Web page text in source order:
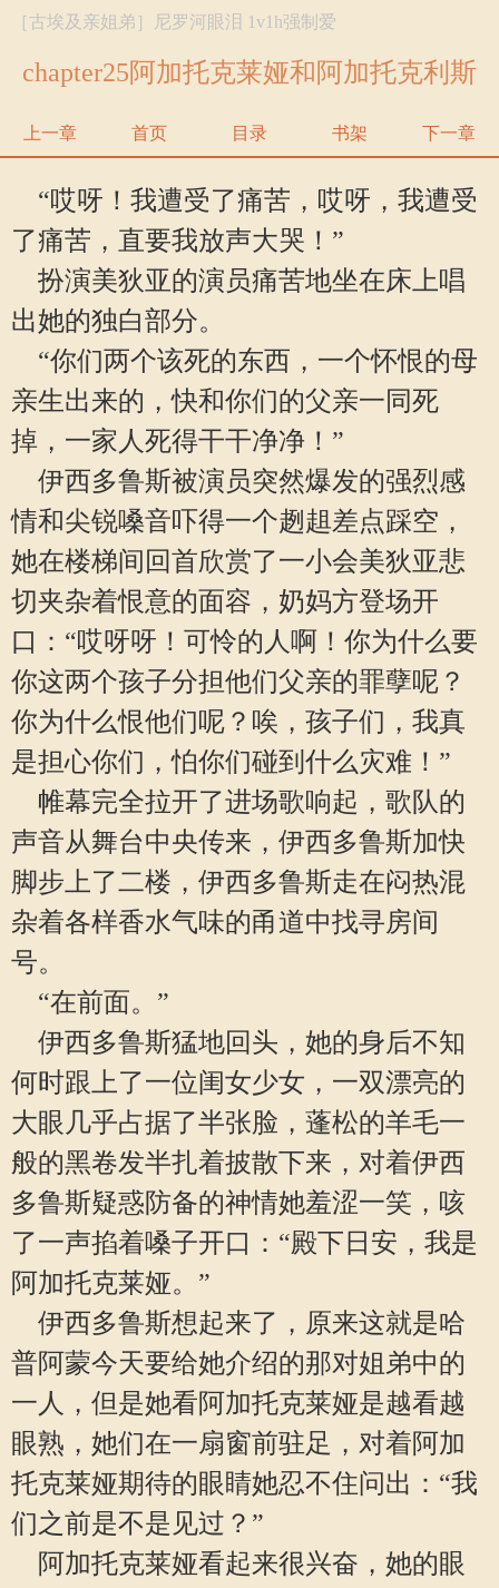
［古埃及亲姐弟］尼罗河眼泪 1v1h强制爱
chapter25阿加托克莱娅和阿加托克利斯
上一章 首页 目录 书架 下一章
“哎呀！我遭受了痛苦，哎呀，我遭受
了痛苦，直要我放声大哭！”
扮演美狄亚的演员痛苦地坐在床上唱
出她的独白部分。
“你们两个该死的东西，一个怀恨的母
亲生出来的，快和你们的父亲一同死
掉，一家人死得干干净净！”
伊西多鲁斯被演员突然爆发的强烈感
情和尖锐嗓音吓得一个趔趄差点踩空，
她在楼梯间回首欣赏了一小会美狄亚悲
切夹杂着恨意的面容，奶妈方登场开
口：“哎呀呀！可怜的人啊！你为什么要
你这两个孩子分担他们父亲的罪孽呢？
你为什么恨他们呢？唉，孩子们，我真
是担心你们，怕你们碰到什么灾难！”
帷幕完全拉开了进场歌响起，歌队的
声音从舞台中央传来，伊西多鲁斯加快
脚步上了二楼，伊西多鲁斯走在闷热混
杂着各样香水气味的甬道中找寻房间
号。
“在前面。”
伊西多鲁斯猛地回头，她的身后不知
何时跟上了一位闺女少女，一双漂亮的
大眼几乎占据了半张脸，蓬松的羊毛一
般的黑卷发半扎着披散下来，对着伊西
多鲁斯疑惑防备的神情她羞涩一笑，咳
了一声掐着嗓子开口：“殿下日安，我是
阿加托克莱娅。”
伊西多鲁斯想起来了，原来这就是哈
普阿蒙今天要给她介绍的那对姐弟中的
一人，但是她看阿加托克莱娅是越看越
眼熟，她们在一扇窗前驻足，对着阿加
托克莱娅期待的眼睛她忍不住问出：“我
们之前是不是见过？”
阿加托克莱娅看起来很兴奋，她的眼